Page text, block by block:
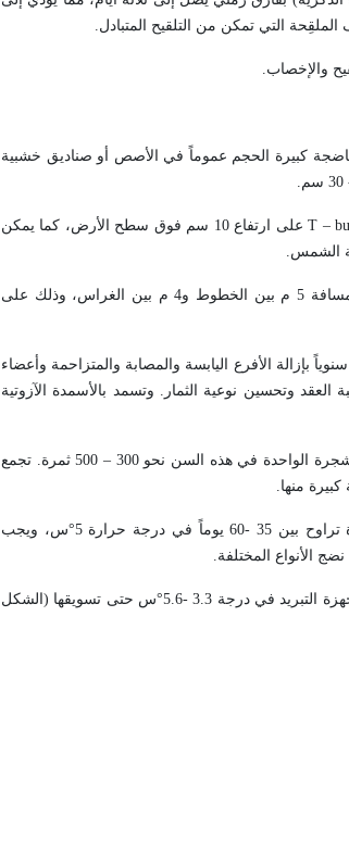
الملقِحة التي تمكن من التلقيح المتبادل.
والإخصاب.
كبيرة الحجم عموماً في الأصص أو صناديق خشبية
T –
على ارتفاع 10 سم فوق سطح الأرض، كما يمكن
الشمس.
تنقل الغراس المطعمة من المشتل إلى البستان الدائم بعد مضي 25 – 30 شهراً في أوائل الربيع، وتزرع على مسافة 5 م بين الخطوط و4 م بين الغراس، وذلك على
بإزالة الأفرع اليابسة والمصابة والمتزاحمة وأعضاء
وتحسين نوعية الثمار. وتسمد بالأسمدة الآزوتية
تبدأ الأشجار بالحمل الثمري في السنة الرابعة لتصل إلى أوج إثمارها بعد نحو 15 سنة من الزراعة، ويبلغ مردود الشجرة الواحدة في هذه السن نحو 300 – 500 ثمرة. تجمع
منها.
يتم قطف الثمار ونقلها إلى محطات الفرز والتصنيف والتعليب والتبريد. ويمكن تخزينها ضمن أكياس لدائنية لمدة تراوح بين 35 -60 يوماً في درجة حرارة 5°س، ويجب
الأنواع المختلفة.
الأفوكادو فاكهة حرجة لا تنضج على الشجرة، وإنما بعد سقوطها، تقطف وهي خضراء جامدة، ومن ثم تحفظ في أجهزة التبريد في درجة 3.3 -5.6°س حتى تسويقها (الشكل